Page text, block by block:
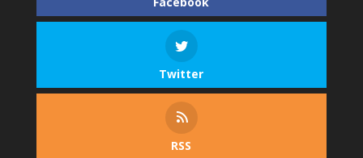
Twitter
RSS